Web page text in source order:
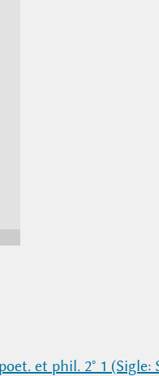
et phil. 2° 1 (Sigle: